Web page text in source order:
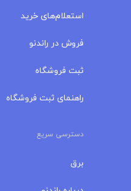
استعلام‌های خرید
فروش در راندنو
ثبت فروشگاه
راهنمای ثبت فروشگاه
دسترسی سریع
برق